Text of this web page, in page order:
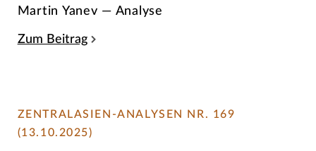
Martin Yanev — Analyse
Zum Beitrag
ZENTRALASIEN-ANALYSEN NR. 169
(13.10.2025)